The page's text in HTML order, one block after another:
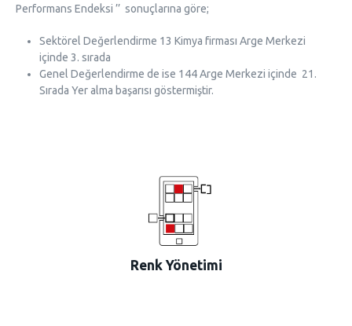
Performans Endeksi ’’ sonuçlarına göre;
Sektörel Değerlendirme 13 Kimya firması Arge Merkezi
içinde 3. sırada
Genel Değerlendirme de ise 144 Arge Merkezi içinde 21.
Sırada Yer alma başarısı göstermiştir.
Renk Yönetimi